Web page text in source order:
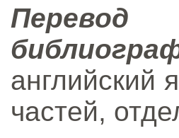
английский
частей,